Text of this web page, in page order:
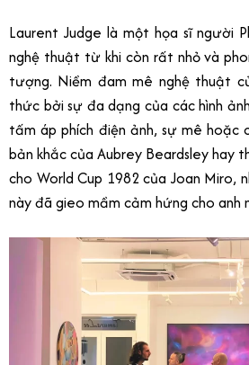
Laurent Judge là một họa sĩ người
nghệ thuật từ khi còn rất nhỏ và
tượng. Niềm đam mê nghệ thuật
thức bởi sự đa dạng của các hình
tấm áp phích điện ảnh, sự mê hoặc
bản khắc của Aubrey Beardsley hay
cho World Cup 1982 của Joan Miro,
này đã gieo mầm cảm hứng cho